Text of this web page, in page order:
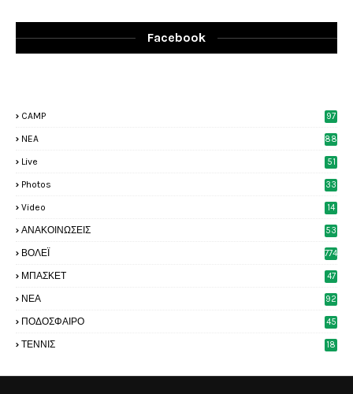
Facebook
CAMP 97
NEA 88
Live 51
Photos
33
Video
14
ΑΝΑΚΟΙΝΩΣΕΙΣ
53
ΒΟΛΕΪ 774
ΜΠΑΣΚΕΤ
47
ΝΕΑ
92
ΠΟΔΟΣΦΑΙΡΟ
45
ΤΕΝΝΙΣ
18